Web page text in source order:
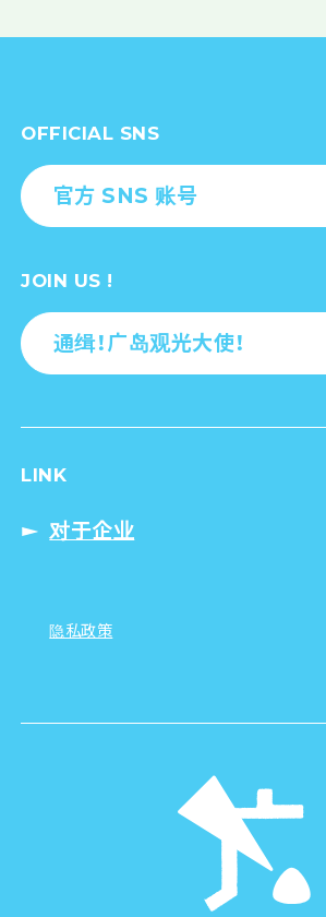
OFFICIAL SNS
官方 SNS 账号
JOIN US !
通缉！广岛观光大使！
LINK
对于企业
隐私政策